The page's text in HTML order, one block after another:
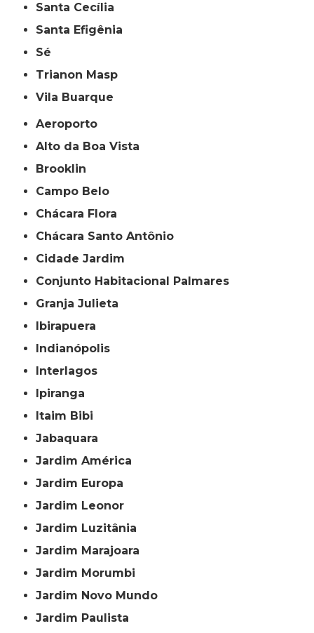
Santa Cecília
Santa Efigênia
Sé
Trianon Masp
Vila Buarque
Aeroporto
Alto da Boa Vista
Brooklin
Campo Belo
Chácara Flora
Chácara Santo Antônio
Cidade Jardim
Conjunto Habitacional Palmares
Granja Julieta
Ibirapuera
Indianópolis
Interlagos
Ipiranga
Itaim Bibi
Jabaquara
Jardim América
Jardim Europa
Jardim Leonor
Jardim Luzitânia
Jardim Marajoara
Jardim Morumbi
Jardim Novo Mundo
Jardim Paulista